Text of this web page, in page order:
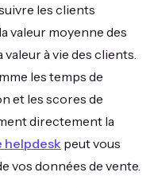
les clients
valeur moyenne des
à vie des clients.
les temps de
et les scores de
directement la
helpdesk peut vous
vos données de vente.